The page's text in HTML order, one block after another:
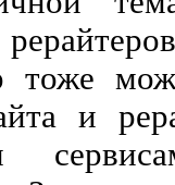
тоже
и